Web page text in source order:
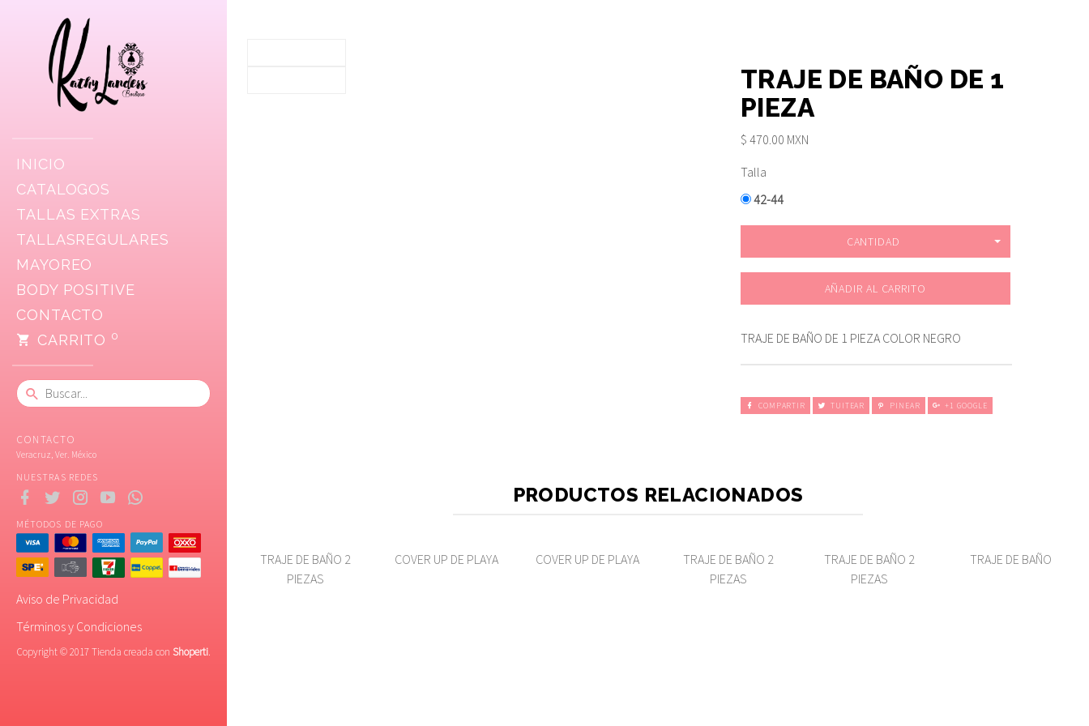
INICIO
CATALOGOS
TALLAS EXTRAS
TALLASREGULARES
MAYOREO
BODY POSITIVE
CONTACTO
CARRITO 0
CONTACTO
Veracruz, Ver. México
NUESTRAS REDES
MÉTODOS DE PAGO
Aviso de Privacidad
Términos y Condiciones
Copyright © 2017 Tienda creada con Shoperti.
TRAJE DE BAÑO DE 1
PIEZA
$ 470.00 MXN
Talla
42-44
CANTIDAD
AÑADIR AL CARRITO
TRAJE DE BAÑO DE 1 PIEZA COLOR NEGRO
COMPARTIR TUITEAR PINEAR +1 GOOGLE
PRODUCTOS RELACIONADOS
TRAJE DE BAÑO 2
PIEZAS
COVER UP DE PLAYA COVER UP DE PLAYA
TRAJE DE BAÑO 2
PIEZAS
TRAJE DE BAÑO 2
PIEZAS
TRAJE DE BAÑO